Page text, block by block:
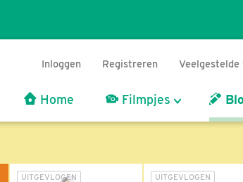
Inloggen Registreren Veelgestelde
Home Filmpjes
UITGEVLOGEN UITGEVLOGEN